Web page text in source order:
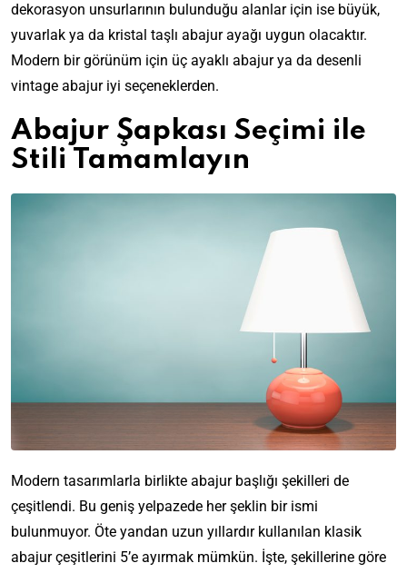
dekorasyon unsurlarının bulunduğu alanlar için ise büyük,
yuvarlak ya da kristal taşlı abajur ayağı uygun olacaktır.
Modern bir görünüm için üç ayaklı abajur ya da desenli
vintage abajur iyi seçeneklerden.
Abajur Şapkası Seçimi ile
Stili Tamamlayın
Modern tasarımlarla birlikte abajur başlığı şekilleri de
çeşitlendi. Bu geniş yelpazede her şeklin bir ismi
bulunmuyor. Öte yandan uzun yıllardır kullanılan klasik
abajur çeşitlerini 5’e ayırmak mümkün. İşte, şekillerine göre